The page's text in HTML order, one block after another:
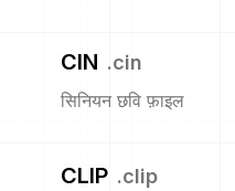
CIN .cin
सिनियन छवि फ़ाइल
CLIP .clip